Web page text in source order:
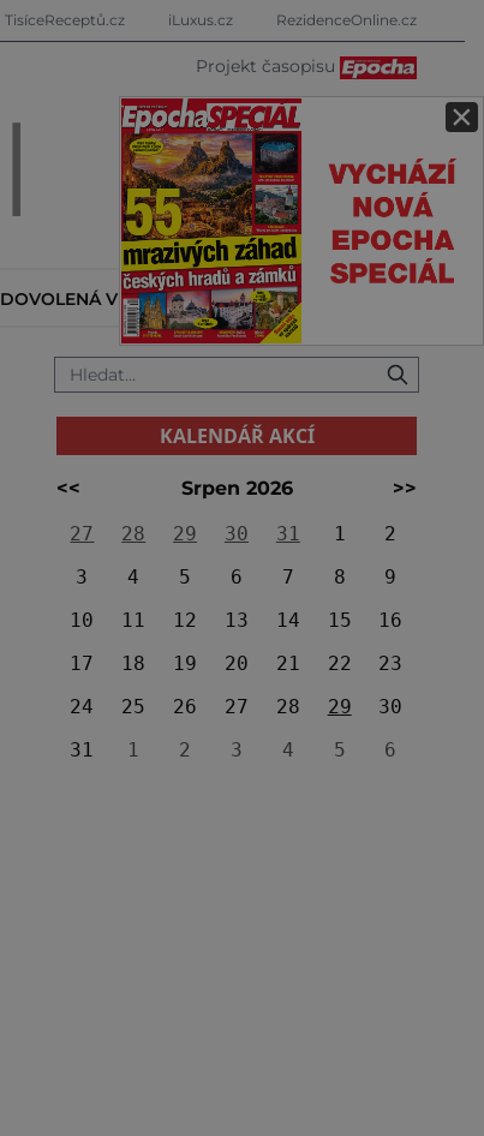
×
TisíceReceptů.cz iLuxus.cz RezidenceOnline.cz
Projekt časopisu
DOVOLENÁ V ZAHRANIČÍ KALENDÁŘ AKCÍ
KALENDÁŘ AKCÍ
<< Srpen 2026
>>
27
28 29 30 31 1
2
3
4 5 6 7 8
9
10
11 12 13 14 15
16
17
18 19 20 21 22
23
24
25 26 27 28 29
30
31
1 2 3 4 5 6